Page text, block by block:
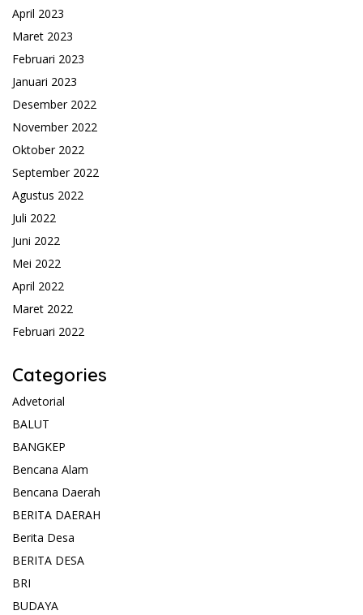
April 2023
Maret 2023
Februari 2023
Januari 2023
Desember 2022
November 2022
Oktober 2022
September 2022
Agustus 2022
Juli 2022
Juni 2022
Mei 2022
April 2022
Maret 2022
Februari 2022
Categories
Advetorial
BALUT
BANGKEP
Bencana Alam
Bencana Daerah
BERITA DAERAH
Berita Desa
BERITA DESA
BRI
BUDAYA